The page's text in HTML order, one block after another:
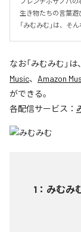
生き物たちの言葉遊
「みむみむ」は、そ
なお「みむみむ 」は、
Music、 Amazon
ができる。
各配信サービス：
1 ： みむみ